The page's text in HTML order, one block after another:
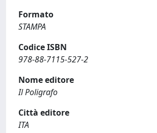
Formato
STAMPA
Codice ISBN
978-88-7115-527-2
Nome editore
Il Poligrafo
Città editore
ITA